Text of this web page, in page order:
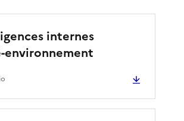
internes
environnement